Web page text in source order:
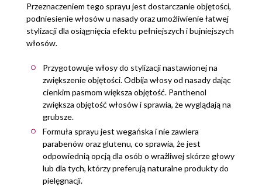
Przeznaczeniem tego sprayu jest dostarczanie objętości,
podniesienie włosów u nasady oraz umożliwienie łatwej
stylizacji dla osiągnięcia efektu pełniejszych i bujniejszych
włosów.
Przygotowuje włosy do stylizacji nastawionej na
zwiększenie objętości. Odbija włosy od nasady dając
cienkim pasmom większa objętość. Panthenol
zwiększa objętość włosów i sprawia, że wyglądają na
grubsze.
Formuła sprayu jest wegańska i nie zawiera
parabenów oraz glutenu, co sprawia, że jest
odpowiednią opcją dla osób o wrażliwej skórze głowy
lub dla tych, którzy preferują naturalne produkty do
pielęgnacji.